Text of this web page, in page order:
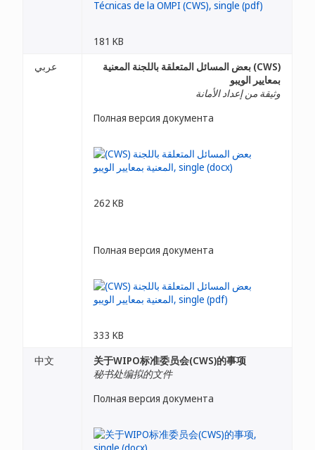
181 KB
عربي
(CWS) بعض المسائل المتعلقة باللجنة المعنية
بمعايير الويبو
وثيقة من إعداد الأمانة
Полная версия документа
262 KB
Полная версия документа
333 KB
中文
关于WIPO标准委员会(CWS)的事项
秘书处编拟的文件
Полная версия документа